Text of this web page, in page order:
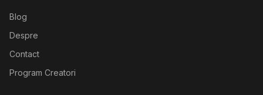
Blog
Despre
Contact
Program Creatori